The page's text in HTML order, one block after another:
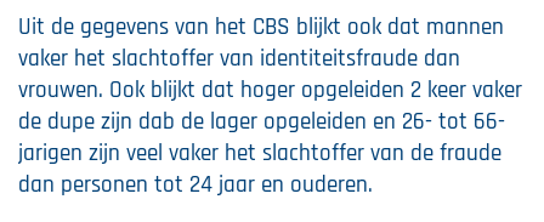
Uit de gegevens van het CBS blijkt ook dat mannen
vaker het slachtoffer van identiteitsfraude dan
vrouwen. Ook blijkt dat hoger opgeleiden 2 keer vaker
de dupe zijn dab de lager opgeleiden en 26- tot 66-
jarigen zijn veel vaker het slachtoffer van de fraude
dan personen tot 24 jaar en ouderen.